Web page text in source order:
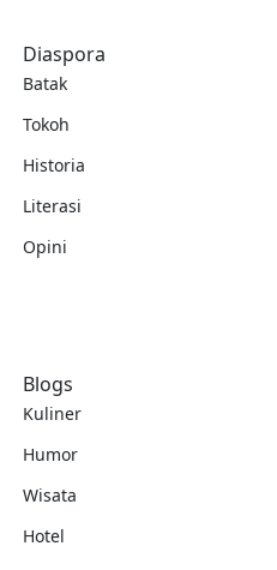
Diaspora
Batak
Tokoh
Historia
Literasi
Opini
Blogs
Kuliner
Humor
Wisata
Hotel